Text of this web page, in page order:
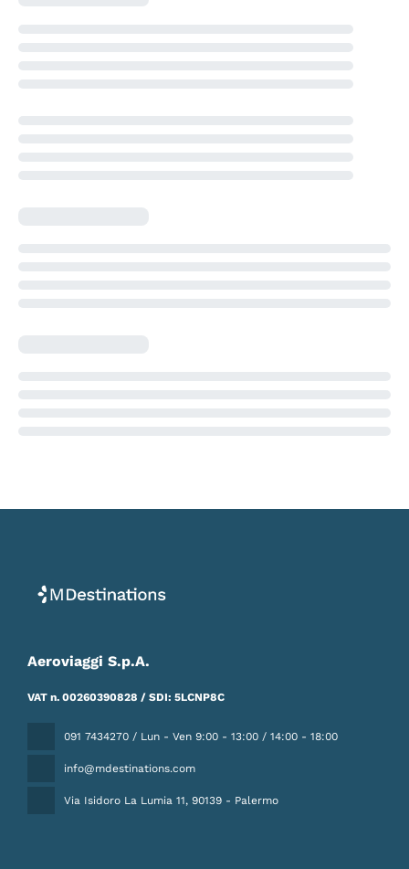
Aeroviaggi S.p.A.
VAT n. 00260390828 / SDI: 5LCNP8C
091 7434270 / Lun - Ven 9:00 - 13:00 / 14:00 - 18:00
info@mdestinations.com
Via Isidoro La Lumia 11, 90139 - Palermo